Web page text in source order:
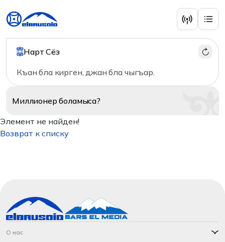
Нарт Сёз
Къан бла кирген, джан бла чыгъар.
Миллионерболамыса?
Элемент не найден!
Возврат к списку
О нас